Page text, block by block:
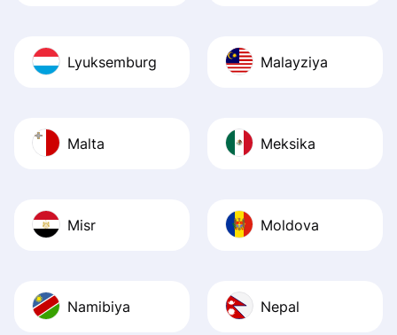
Lyuksemburg Malayziya
Malta Meksika
Misr Moldova
Namibiya Nepal